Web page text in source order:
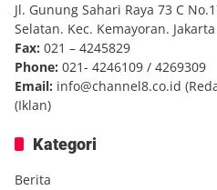
Jl. Gunung Sahari Raya 73 C
Selatan. Kec. Kemayoran.
Fax: 021 – 4245829
Phone: 021- 4246109 / 4269309
Email: info@channel8.co.id
(Iklan)
Kategori
Berita